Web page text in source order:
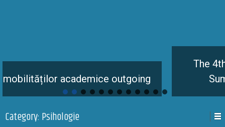
academice outgoing
The 4th edition
Summer
Category: Psihologie